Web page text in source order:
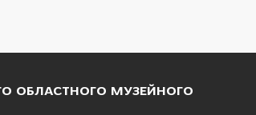
ОБЛАСТНОГО МУЗЕЙНОГО